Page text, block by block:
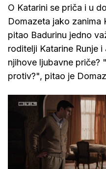
O Katarini se priča i u
Domazeta jako zanima
pitao Badurinu jedno
roditelji Katarine Runje
njihove ljubavne priče?
protiv?", pitao je